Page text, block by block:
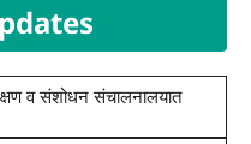
व संशोधन संचालनालयात